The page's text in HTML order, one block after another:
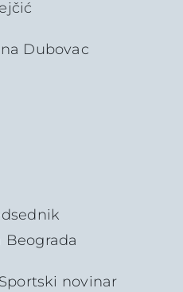
Dubovac
Beograda
novinar